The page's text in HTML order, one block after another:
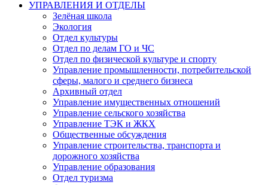
УПРАВЛЕНИЯ И ОТДЕЛЫ
Зелёная школа
Экология
Отдел культуры
Отдел по делам ГО и ЧС
Отдел по физической культуре и спорту
Управление промышленности, потребительской
сферы, малого и среднего бизнеса
Архивный отдел
Управление имущественных отношений
Управление сельского хозяйства
Управление ТЭК и ЖКХ
Общественные обсуждения
Управление строительства, транспорта и
дорожного хозяйства
Управление образования
Отдел туризма